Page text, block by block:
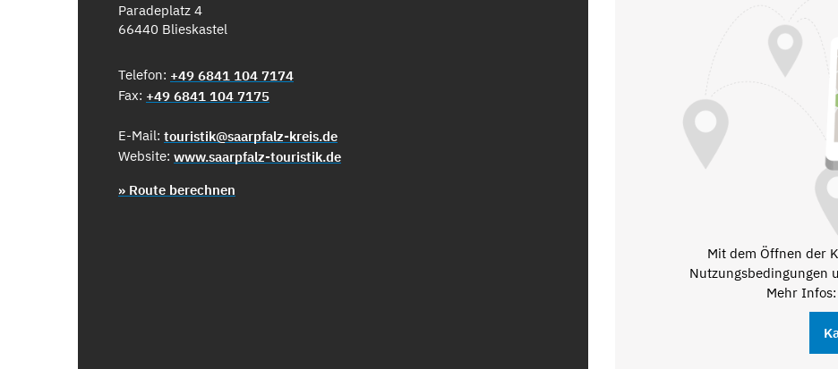
Paradeplatz 4
66440 Blieskastel
Telefon: +49 6841 104 7174
Fax: +49 6841 104 7175
E-Mail: touristik@saarpfalz-kreis.de
Website: www.saarpfalz-touristik.de
» Route berechnen
Mit dem Öffnen der
Nutzungsbedingungen
Mehr